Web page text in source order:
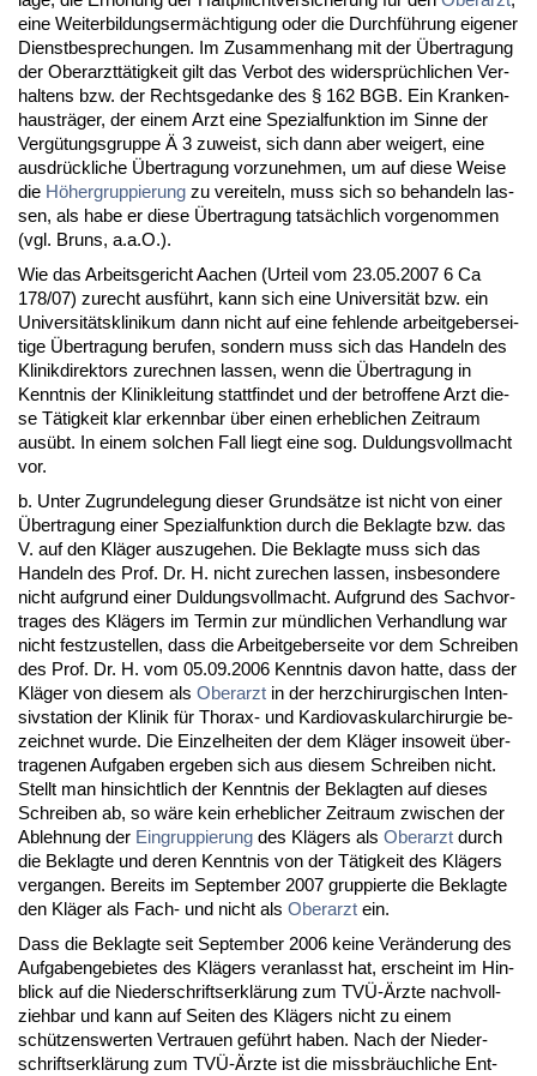
ei­ne Wei­ter­bil­dungs­ermäch­ti­gung oder die Durchführung ei­ge­ner
Dienst­be­spre­chun­gen. Im Zu­sam­men­hang mit der Über­tra­gung
der Ober­arzttätig­keit gilt das Ver­bot des wi­dersprüchli­chen Ver­
hal­tens bzw. der Rechts­ge­dan­ke des § 162 BGB. Ein Kran­ken­
haus­träger, der ei­nem Arzt ei­ne Spe­zi­al­funk­ti­on im Sin­ne der
Vergütungs­grup­pe Ä 3 zu­weist, sich dann aber wei­gert, ei­ne
aus­drück­li­che Über­tra­gung vor­zu­neh­men, um auf die­se Wei­se
die Höher­grup­pie­rung zu ver­ei­teln, muss sich so be­han­deln las­
sen, als ha­be er die­se Über­tra­gung tatsächlich vor­ge­nom­men
(vgl. Bruns, a.a.O.).
Wie das Ar­beits­ge­richt Aa­chen (Ur­teil vom 23.05.2007 6 Ca
178/07) zu­recht ausführt, kann sich ei­ne Uni­ver­sität bzw. ein
Uni­ver­sitätskli­ni­kum dann nicht auf ei­ne feh­len­de ar­beit­ge­ber­sei­
ti­ge Über­tra­gung be­ru­fen, son­dern muss sich das Han­deln des
Kli­nik­di­rek­tors zu­rech­nen las­sen, wenn die Über­tra­gung in
Kennt­nis der Kli­nik­lei­tung statt­fin­det und der be­trof­fe­ne Arzt die­
se Tätig­keit klar er­kenn­bar über ei­nen er­heb­li­chen Zeit­raum
ausübt. In ei­nem sol­chen Fall liegt ei­ne sog. Dul­dungs­voll­macht
vor.
b. Un­ter Zu­grun­de­le­gung die­ser Grundsätze ist nicht von ei­ner
Über­tra­gung ei­ner Spe­zi­al­funk­ti­on durch die Be­klag­te bzw. das
V. auf den Kläger aus­zu­ge­hen. Die Be­klag­te muss sich das
Han­deln des Prof. Dr. H. nicht zu­re­chen las­sen, ins­be­son­de­re
nicht auf­grund ei­ner Dul­dungs­voll­macht. Auf­grund des Sach­vor­
tra­ges des Klägers im Ter­min zur münd­li­chen Ver­hand­lung war
nicht fest­zu­stel­len, dass die Ar­beit­ge­ber­sei­te vor dem Schrei­ben
des Prof. Dr. H. vom 05.09.2006 Kennt­nis da­von hat­te, dass der
Kläger von die­sem als Ober­arzt in der herz­chir­ur­gi­schen In­ten­
siv­sta­ti­on der Kli­nik für Tho­rax- und Kar­dio­vas­ku­lar­chir­ur­gie be­
zeich­net wur­de. Die Ein­zel­hei­ten der dem Kläger in­so­weit über­
tra­ge­nen Auf­ga­ben er­ge­ben sich aus die­sem Schrei­ben nicht.
Stellt man hin­sicht­lich der Kennt­nis der Be­klag­ten auf die­ses
Schrei­ben ab, so wäre kein er­heb­li­cher Zeit­raum zwi­schen der
Ab­leh­nung der Ein­grup­pie­rung des Klägers als Ober­arzt durch
die Be­klag­te und de­ren Kennt­nis von der Tätig­keit des Klägers
ver­gan­gen. Be­reits im Sep­tem­ber 2007 grup­pier­te die Be­klag­te
den Kläger als Fach- und nicht als Ober­arzt ein.
Dass die Be­klag­te seit Sep­tem­ber 2006 kei­ne Verände­rung des
Auf­ga­ben­ge­bie­tes des Klägers ver­an­lasst hat, er­scheint im Hin­
blick auf die Nie­der­schrifts­erklärung zum TVÜ-Ärz­te nach­voll­
zieh­bar und kann auf Sei­ten des Klägers nicht zu ei­nem
schützens­wer­ten Ver­trau­en geführt ha­ben. Nach der Nie­der­
schrifts­erklärung zum TVÜ-Ärz­te ist die miss­bräuch­li­che Ent­